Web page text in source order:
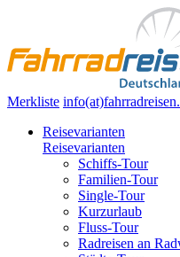
Merkliste
Reisevarianten
Reisevarianten
Schiffs-Tour
Familien-Tour
Single-Tour
Kurzurlaub
Fluss-Tour
Radreisen an